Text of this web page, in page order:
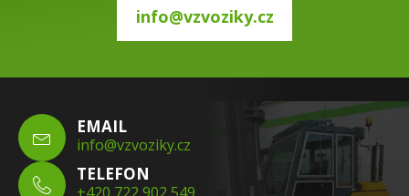
info@vzvoziky.cz
EMAIL
info@vzvoziky.cz
TELEFON